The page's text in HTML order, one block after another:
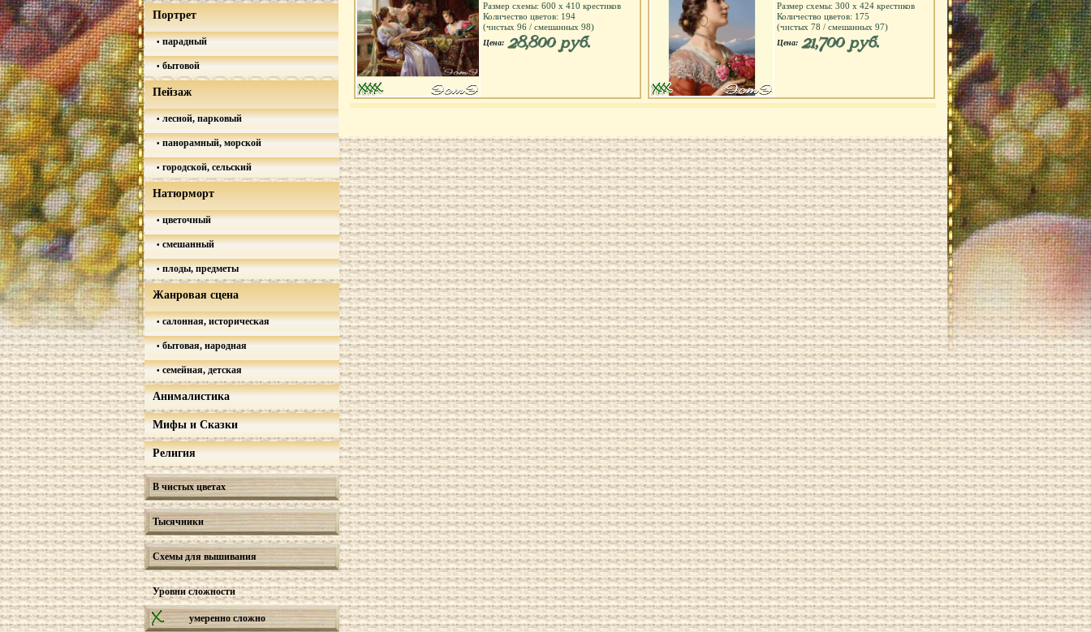
Портрет
парадный
бытовой
Пейзаж
лесной, парковый
панорамный, морской
городской, сельский
Натюрморт
цветочный
смешанный
плоды, предметы
Жанровая сцена
салонная, историческая
бытовая, народная
семейная, детская
Анималистика
Мифы и Сказки
Религия
В чистых цветах
Тысячники
Схемы для вышивания
Уровни сложности
умеренно сложно
Размер схемы: 600 х 410 крестиков
Количество цветов: 194
(чистых 96 / смешанных 98)
Цена: 28,800 руб.
Размер схемы: 300 х 424 крестиков
Количество цветов: 175
(чистых 78 / смешанных 97)
Цена: 21,700 руб.